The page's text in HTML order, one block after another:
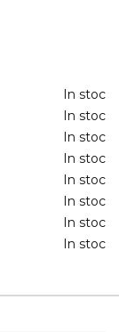
In stoc
In stoc
In stoc
In stoc
In stoc
In stoc
In stoc
In stoc